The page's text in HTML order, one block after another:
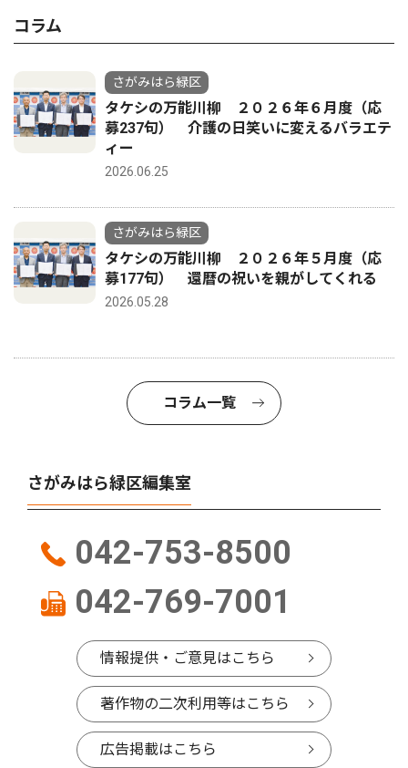
コラム
さがみはら緑区
タケシの万能川柳 ２０２６年６月度（応
募237句） 介護の日笑いに変えるバラエテ
ィー
2026.06.25
さがみはら緑区
タケシの万能川柳 ２０２６年５月度（応
募177句） 還暦の祝いを親がしてくれる
2026.05.28
コラム一覧
さがみはら緑区編集室
042-753-8500
042-769-7001
情報提供・ご意見はこちら
著作物の二次利用等はこちら
広告掲載はこちら